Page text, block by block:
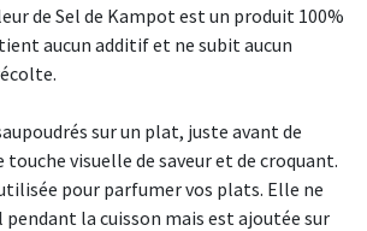
de Sel de Kampot est un produit 100%
aucun additif et ne subit aucun
sur un plat, juste avant de
visuelle de saveur et de croquant.
pour parfumer vos plats. Elle ne
pendant la cuisson mais est ajoutée sur